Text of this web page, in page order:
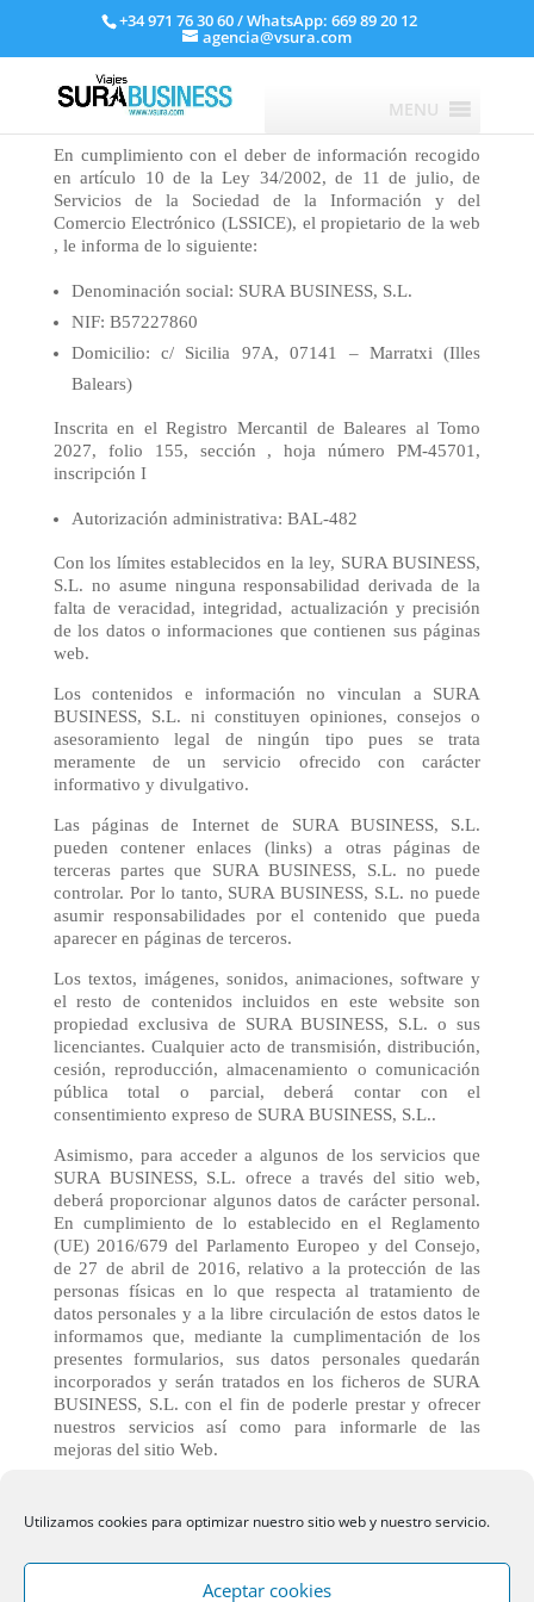
Utilizamos cookies para optimizar nuestro sitio web y nuestro servicio.
Aceptar cookies
+34 971 76 30 60/ WhatsApp: 669 89 20 12
agencia@vsura.com
MENU
En cumplimiento con el deber de información recogido
en artículo 10 de la Ley 34/2002, de 11 de julio, de
Servicios de la Sociedad de la Información y del
Comercio Electrónico (LSSICE), el propietario de la web
, le informa de lo siguiente:
Denominación social: SURA BUSINESS, S.L.
NIF: B57227860
Domicilio: c/ Sicilia 97A, 07141 – Marratxi (Illes
Balears)
Inscrita en el Registro Mercantil de Baleares al Tomo
2027, folio 155, sección , hoja número PM-45701,
inscripción I
Autorización administrativa: BAL-482
Con los límites establecidos en la ley, SURA BUSINESS,
S.L. no asume ninguna responsabilidad derivada de la
falta de veracidad, integridad, actualización y precisión
de los datos o informaciones que contienen sus páginas
web.
Los contenidos e información no vinculan a SURA
BUSINESS, S.L. ni constituyen opiniones, consejos o
asesoramiento legal de ningún tipo pues se trata
meramente de un servicio ofrecido con carácter
informativo y divulgativo.
Las páginas de Internet de SURA BUSINESS, S.L.
pueden contener enlaces (links) a otras páginas de
terceras partes que SURA BUSINESS, S.L. no puede
controlar. Por lo tanto, SURA BUSINESS, S.L. no puede
asumir responsabilidades por el contenido que pueda
aparecer en páginas de terceros.
Los textos, imágenes, sonidos, animaciones, software y
el resto de contenidos incluidos en este website son
propiedad exclusiva de SURA BUSINESS, S.L. o sus
licenciantes. Cualquier acto de transmisión, distribución,
cesión, reproducción, almacenamiento o comunicación
pública total o parcial, deberá contar con el
consentimiento expreso de SURA BUSINESS, S.L..
Asimismo, para acceder a algunos de los servicios que
SURA BUSINESS, S.L. ofrece a través del sitio web,
deberá proporcionar algunos datos de carácter personal.
En cumplimiento de lo establecido en el Reglamento
(UE) 2016/679 del Parlamento Europeo y del Consejo,
de 27 de abril de 2016, relativo a la protección de las
personas físicas en lo que respecta al tratamiento de
datos personales y a la libre circulación de estos datos le
informamos que, mediante la cumplimentación de los
presentes formularios, sus datos personales quedarán
incorporados y serán tratados en los ficheros de SURA
BUSINESS, S.L. con el fin de poderle prestar y ofrecer
nuestros servicios así como para informarle de las
mejoras del sitio Web.
todo momento de ejercer los derechos de acceso,
rectificación, cancelación, oposición, limitación y
gratuita mediante email a:
agencia@vsura.com